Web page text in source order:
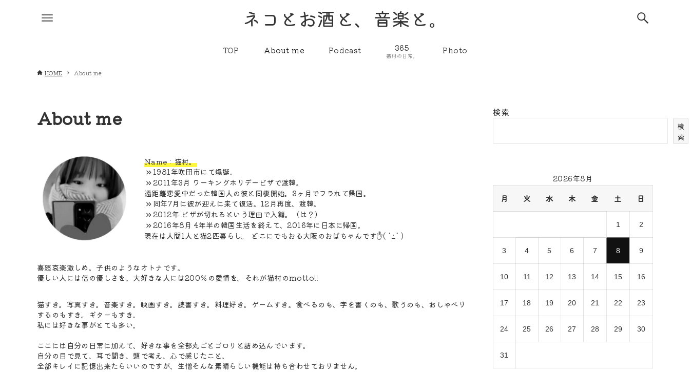
ネコとお酒と、音楽と。
TOP About me Podcast 365
猫村の日常。
Photo
HOME About me
About me
Name : 猫村。
1981年吹田市にて爆誕。
2011年3月 ワーキングホリデービザで渡韓。
遠距離恋愛中だった韓国人の彼と同棲開始。3ヶ月でフラれて帰国。
同年7月に彼が迎えに来て復活。12月再度、渡韓。
2012年 ビザが切れるという理由で入籍。（は？）
2016年8月 4年半の韓国生活を終えて、2016年に日本に帰国。
現在は人間1人と猫2匹暮らし。 どこにでもおる大阪のおばちゃんです✋( ॱߑॱ )
喜怒哀楽激しめ。子供のようなオトナです。
優しい人には倍の優しさを。大好きな人には200％の愛情を。それが猫村のmotto!!
猫すき。写真すき。音楽すき。映画すき。読書すき。料理好き。ゲームすき。食べるのも、字を書くのも、歌うのも、おしゃべり
するのもすき。ギターもすき。
私には好きな事がとても多い。
ここには自分の日常に加えて、好きな事を全部丸ごとゴロリと詰め込んでいます。
自分の目で見て、耳で聞き、頭で考え、心で感じたこと。
全部キレイに記憶出来たらいいのですが、生憎そんな素晴らしい機能は持ち合わせておりません。
検索
検
索
2026年8月
月
火 水 木 金 土 日
1 2
3 4 5 6 7 8 9
10 11 12 13 14 15 16
17 18 19 20 21 22 23
24 25 26 27 28 29 30
31